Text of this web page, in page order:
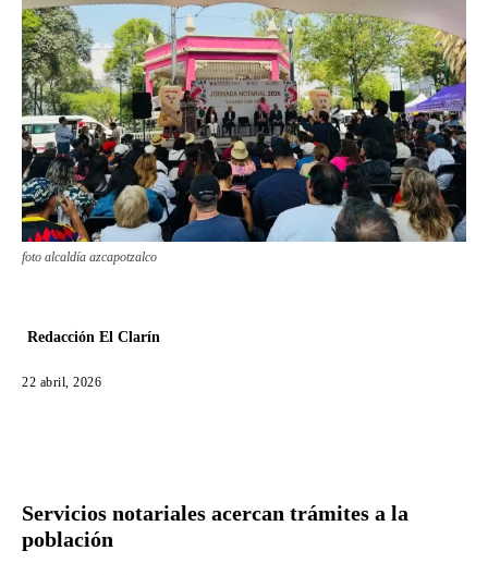
foto alcaldía azcapotzalco
Redacción El Clarín
22 abril, 2026
Servicios notariales acercan trámites a la
población